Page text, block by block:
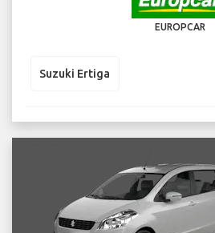
EUROPCAR
Suzuki Ertiga